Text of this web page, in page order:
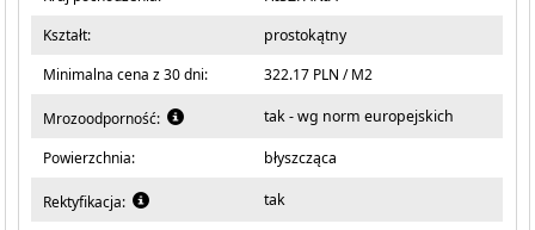
Kształt:
prostokątny
Minimalna cena z 30 dni:
322.17 PLN / M2
Mrozoodporność: tak - wg norm europejskich
Powierzchnia: błyszcząca
Rektyfikacja: tak